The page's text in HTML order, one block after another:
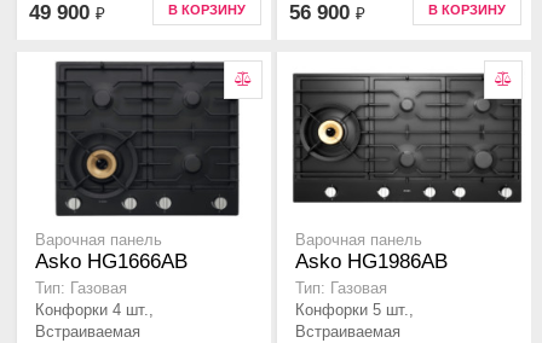
49 900 ₽ В КОРЗИНУ 56 900 ₽ В КОРЗИНУ
Варочная панель
Asko HG1666AB
Тип: Газовая
Конфорки 4 шт.,
Встраиваемая
Варочная панель
Asko HG1986AB
Тип: Газовая
Конфорки 5 шт.,
Встраиваемая